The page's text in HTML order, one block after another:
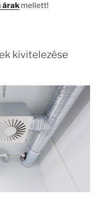
árakmellett!
kivitelezése